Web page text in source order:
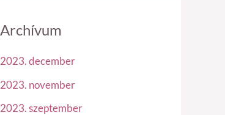
Archívum
2023. december
2023. november
2023. szeptember